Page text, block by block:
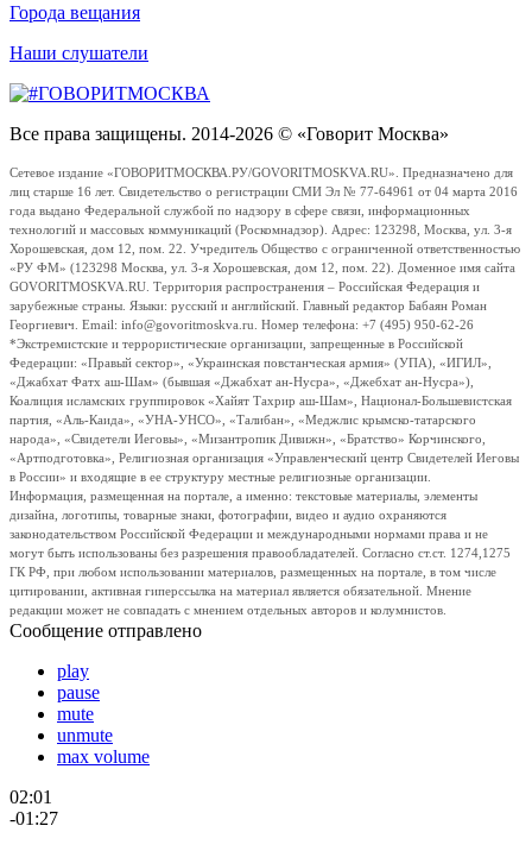
Города вещания
Наши слушатели
Все права защищены. 2014-2026 © «Говорит Москва»
Сетевое издание «ГОВОРИТМОСКВА.РУ/GOVORITMOSKVA.RU». Предназначено для
лиц старше 16 лет. Свидетельство о регистрации СМИ Эл № 77-64961 от 04 марта 2016
года выдано Федеральной службой по надзору в сфере связи, информационных
технологий и массовых коммуникаций (Роскомнадзор). Адрес: 123298, Москва, ул. 3-я
Хорошевская, дом 12, пом. 22. Учредитель Общество с ограниченной ответственностью
«РУ ФМ» (123298 Москва, ул. 3-я Хорошевская, дом 12, пом. 22). Доменное имя сайта
GOVORITMOSKVA.RU. Территория распространения – Российская Федерация и
зарубежные страны. Языки: русский и английский. Главный редактор Бабаян Роман
Георгиевич. Email: info@govoritmoskva.ru. Номер телефона: +7 (495) 950-62-26
*Экстремистские и террористические организации, запрещенные в Российской
Федерации: «Правый сектор», «Украинская повстанческая армия» (УПА), «ИГИЛ»,
«Джабхат Фатх аш-Шам» (бывшая «Джабхат ан-Нусра», «Джебхат ан-Нусра»),
Коалиция исламских группировок «Хайят Тахрир аш-Шам», Национал-Большевистская
партия, «Аль-Каида», «УНА-УНСО», «Талибан», «Меджлис крымско-татарского
народа», «Свидетели Иеговы», «Мизантропик Дивижн», «Братство» Корчинского,
«Артподготовка», Религиозная организация «Управленческий центр Свидетелей Иеговы
в России» и входящие в ее структуру местные религиозные организации.
Информация, размещенная на портале, а именно: текстовые материалы, элементы
дизайна, логотипы, товарные знаки, фотографии, видео и аудио охраняются
законодательством Российской Федерации и международными нормами права и не
могут быть использованы без разрешения правообладателей. Согласно ст.ст. 1274,1275
ГК РФ, при любом использовании материалов, размещенных на портале, в том числе
цитировании, активная гиперссылка на материал является обязательной. Мнение
редакции может не совпадать с мнением отдельных авторов и колумнистов.
Сообщение отправлено
play
pause
mute
unmute
max volume
02:01
-01:27